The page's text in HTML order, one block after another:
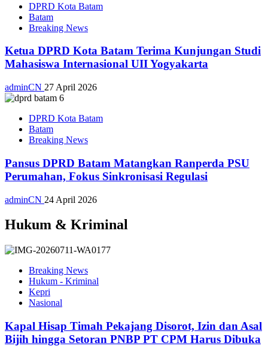
DPRD Kota Batam
Batam
Breaking News
Ketua DPRD Kota Batam Terima Kunjungan Studi
Mahasiswa Internasional UII Yogyakarta
adminCN 27 April 2026
DPRD Kota Batam
Batam
Breaking News
Pansus DPRD Batam Matangkan Ranperda PSU
Perumahan, Fokus Sinkronisasi Regulasi
adminCN 24 April 2026
Hukum & Kriminal
Breaking News
Hukum - Kriminal
Kepri
Nasional
Kapal Hisap Timah Pekajang Disorot, Izin dan Asal
Bijih hingga Setoran PNBP PT CPM Harus Dibuka